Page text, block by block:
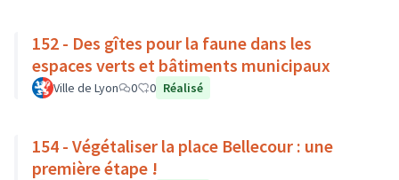
152 - Des gîtes pour la faune dans les
espaces verts et bâtiments municipaux
Ville de Lyon 0 0 Réalisé
154 - Végétaliser la place Bellecour : une
première étape !